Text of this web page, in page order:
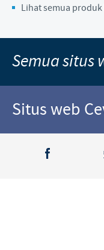
Lihat semua produk
Semua situs
Situs web